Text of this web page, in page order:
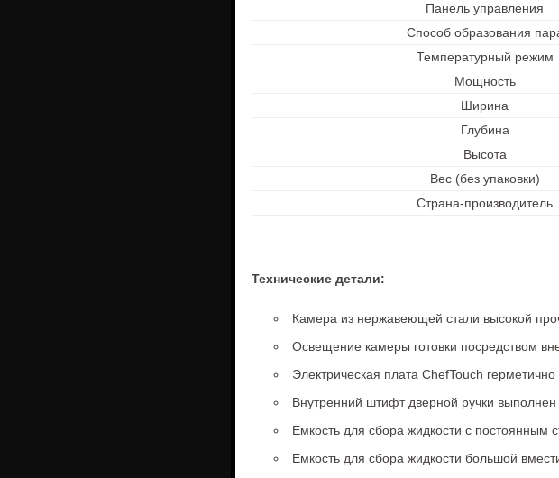
Панель управления
Способ образования
Температурный режим
Мощность
Ширина
Глубина
Высота
Вес (без упаковки)
Страна-производитель
Технические детали:
Камера из нержавеющей стали высокой
Освещение камеры готовки посредством
Электрическая плата ChefTouch
Внутренний штифт дверной ручки выполнен
Емкость для сбора жидкости с постоянным
Емкость для сбора жидкости большой